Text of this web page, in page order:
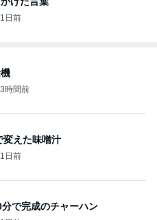
1日前
3時間前
変えた味噌汁
1日前
で完成のチャーハン